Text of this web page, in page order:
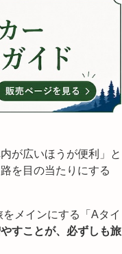
が広いほうが便利」と
を目の当たりにする
メインにする「Aタイ
すことが、必ずしも旅